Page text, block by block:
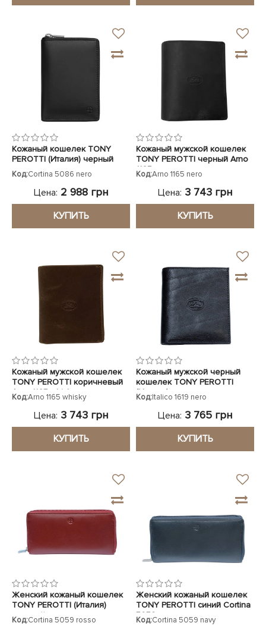
Кожаный кошелек TONY
PEROTTI (Италия) черный
Код:Cortina 5086 nero
Цена: 2 988 грн
КУПИТЬ
Кожаный мужской кошелек
TONY PEROTTI черный Arno
1165 nero
Код:Arno 1165 nero
Цена: 3 743 грн
КУПИТЬ
Кожаный мужской кошелек
TONY PEROTTI коричневый
Arno 1165 whisky
Код:Arno 1165 whisky
Цена: 3 743 грн
КУПИТЬ
Кожаный мужской черный
кошелек TONY PEROTTI
(Италия)
Код:Italico 1619 nero
Цена: 3 765 грн
КУПИТЬ
Женский кожаный кошелек
TONY PEROTTI (Италия)
красный
Код:Cortina 5059 rosso
Женский кожаный кошелек
TONY PEROTTI синий Cortina
5059 navy
Код:Cortina 5059 navy